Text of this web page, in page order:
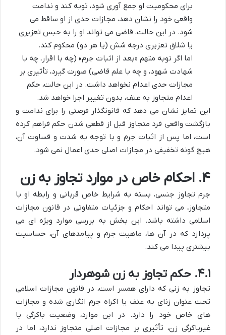
برای محکومیت او جمع آوری شود، توبه کند و ندامت
واقعی خود را نشان دهد، مجازات حدی از او ساقط می
شود. در این حالت، قاضی می تواند او را به حبس تعزیری
یا شلاق تعزیری درجه شش (یا هر دو) محکوم کند.
اما اگر توبه متهم «بعد از اثبات جرم» (چه با اقرار، چه با
شهادت شهود، و چه با علم قاضی) صورت گیرد، تأثیری بر
مجازات حدی اعدام نخواهد داشت. در این حالت، حکم
اعدام متجاوز به عنف، بدون تغییر اجرا خواهد شد.
این تمایز نشان می دهد که قانونگذار فرصتی را برای ندامت و
بازگشت واقعی فرد متجاوز قبل از قطعی شدن حکم فراهم کرده
است، اما پس از اثبات جرم و با توجه به شدت و قساوت آن،
هیچ گونه تخفیفی در مجازات اصلی حدی اعمال نمی شود.
۴. احکام خاص در موارد تجاوز به زن
جرم تجاوز جنسی، بسته به شرایط خاص قربانی و رابطه او با
متجاوز، می تواند احکام و جزئیات متفاوتی در قانون مجازات
اسلامی داشته باشد. این بخش به بررسی موارد ویژه ای می
پردازد که در آن ها، ماهیت جرم و پیامدهای آن، حساسیت
بیشتری پیدا می کند.
۴.۱. حکم تجاوز به زن شوهردار
تجاوز به زنی که دارای همسر است، در قانون مجازات اسلامی
تحت عنوان زنای به عنف یا اکراه جرم انگاری شده و مجازات
های خاص خود را دارد. در این موارد، وضعیت باکرگی یا
غیرباکرگی زن، تأثیری بر مجازات اصلی متجاوز ندارد، اما در